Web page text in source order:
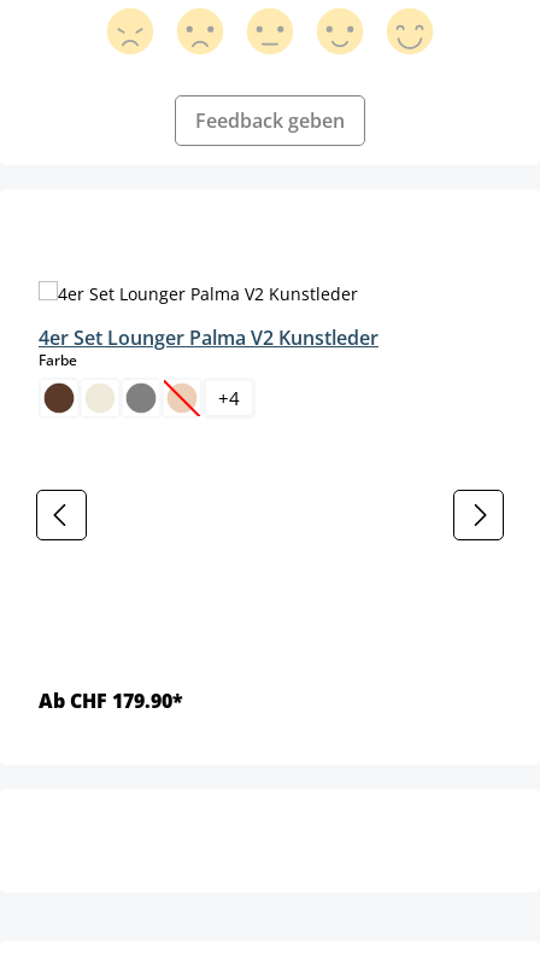
Feedback geben
4er Set Lounger Palma V2 Kunstleder
Farbeauswählen
(Diese Option ist zurzeit nicht verfügbar.)
+4
Ab CHF 179.90*